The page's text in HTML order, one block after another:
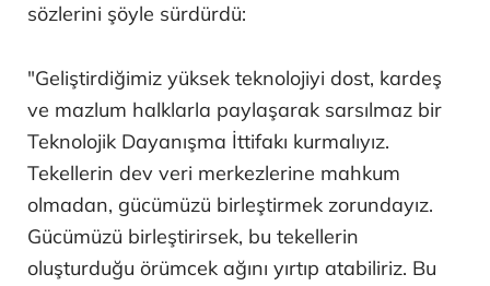
sözlerini şöyle sürdürdü:
"Geliştirdiğimiz yüksek teknolojiyi dost, kardeş
ve mazlum halklarla paylaşarak sarsılmaz bir
Teknolojik Dayanışma İttifakı kurmalıyız.
Tekellerin dev veri merkezlerine mahkum
olmadan, gücümüzü birleştirmek zorundayız.
Gücümüzü birleştirirsek, bu tekellerin
oluşturduğu örümcek ağını yırtıp atabiliriz. Bu